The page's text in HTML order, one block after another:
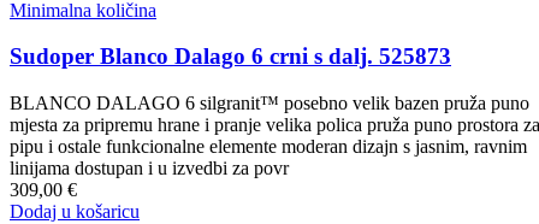
Minimalna količina
Sudoper Blanco Dalago 6 crni s dalj. 525873
BLANCO DALAGO 6 silgranit™ posebno velik bazen pruža puno
mjesta za pripremu hrane i pranje velika polica pruža puno prostora za
pipu i ostale funkcionalne elemente moderan dizajn s jasnim, ravnim
linijama dostupan i u izvedbi za povr
309,00 €
Dodaj u košaricu